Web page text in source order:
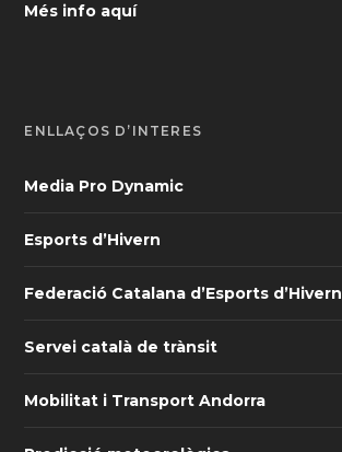
Més info aquí
ENLLAÇOS D’INTERÈS
Media Pro Dynamic
Esports d’Hivern
Federació Catalana d’Esports d’Hivern
Servei català de trànsit
Mobilitat i Transport Andorra